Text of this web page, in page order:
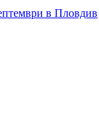
в Пловдив